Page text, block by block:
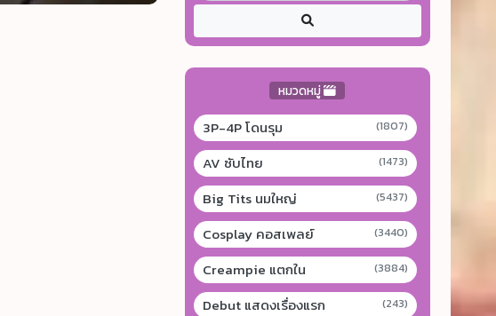
หมวดหมู่
3P-4P โดนรุม (1807)
AV ซับไทย (1473)
Big Tits นมใหญ่ (5437)
Cosplay คอสเพลย์ (3440)
Creampie แตกใน (3884)
Debut แสดงเรื่องแรก (243)